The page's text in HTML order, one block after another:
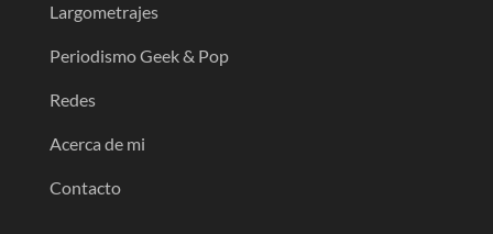
Largometrajes
Periodismo Geek & Pop
Redes
Acerca de mi
Contacto